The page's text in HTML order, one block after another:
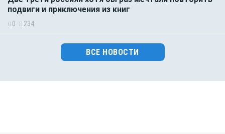
подвиги и приключения из книг
0 234
ВСЕ НОВОСТИ